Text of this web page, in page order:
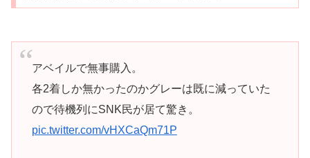
アベイルで無事購入。
各2着しか無かったのかグレーは既に減っていた
ので待機列にSNK民が居て驚き。
pic.twitter.com/vHXCaQm71P